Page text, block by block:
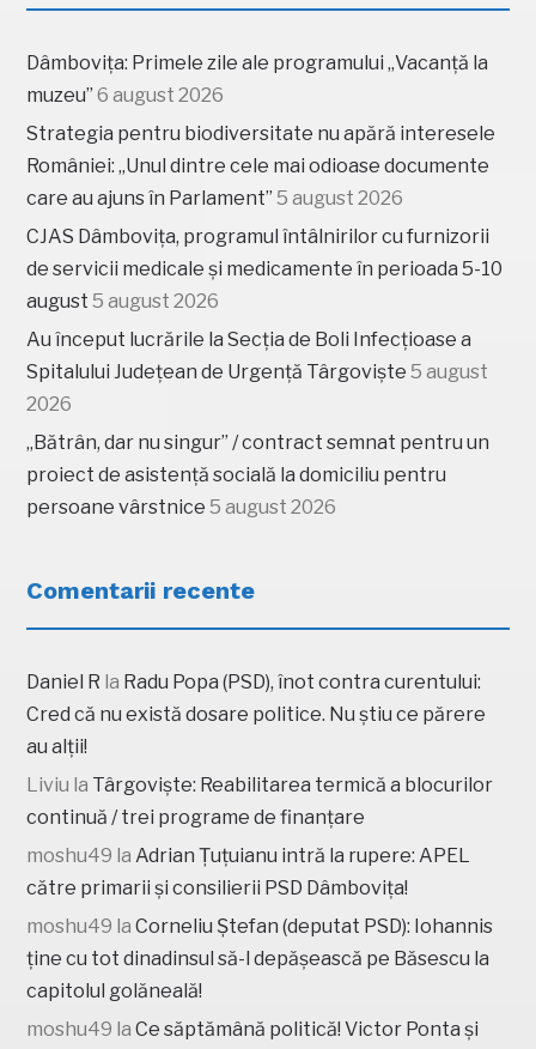
Dâmbovița: Primele zile ale programului „Vacanță la
muzeu” 6 august 2026
Strategia pentru biodiversitate nu apără interesele
României: „Unul dintre cele mai odioase documente
care au ajuns în Parlament” 5 august 2026
CJAS Dâmbovița, programul întâlnirilor cu furnizorii
de servicii medicale și medicamente în perioada 5-10
august 5 august 2026
Au început lucrările la Secția de Boli Infecțioase a
Spitalului Județean de Urgență Târgoviște 5 august
2026
„Bătrân, dar nu singur” / contract semnat pentru un
proiect de asistență socială la domiciliu pentru
persoane vârstnice 5 august 2026
Comentarii recente
Daniel R la Radu Popa (PSD), înot contra curentului:
Cred că nu există dosare politice. Nu știu ce părere
au alții!
Liviu la Târgoviște: Reabilitarea termică a blocurilor
continuă / trei programe de finanțare
moshu49 la Adrian Țuțuianu intră la rupere: APEL
către primarii și consilierii PSD Dâmbovița!
moshu49 laCorneliu Ștefan (deputat PSD): Iohannis
ține cu tot dinadinsul să-l depășească pe Băsescu la
capitolul golăneală!
moshu49 laCe săptămână politică! Victor Ponta și